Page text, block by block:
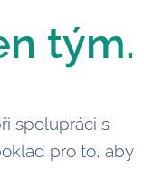
tým.
spolupráci s
pro to, aby